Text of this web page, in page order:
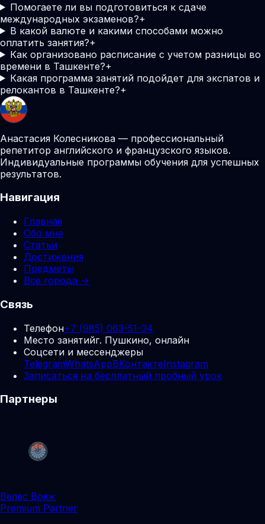
Помогаете ли вы подготовиться к сдаче
международных экзаменов?+
В какой валюте и какими способами можно
оплатить занятия?+
Как организовано расписание с учетом разницы во
времени в Ташкенте?+
Какая программа занятий подойдет для экспатов и
релокантов в Ташкенте?+
Анастасия Колесникова — профессиональный
репетитор английского и французского языков.
Индивидуальные программы обучения для успешных
результатов.
Навигация
Главная
Обо мне
Статьи
Достижения
Предметы
Все города →
Связь
Телефон+7 (985) 063-51-34
Место занятийг. Пушкино, онлайн
Соцсети и мессенджеры
TelegramWhatsAppВКонтактеInstagram
Записаться на бесплатный пробный урок
Партнеры
Велес Вояж
Premium Partner